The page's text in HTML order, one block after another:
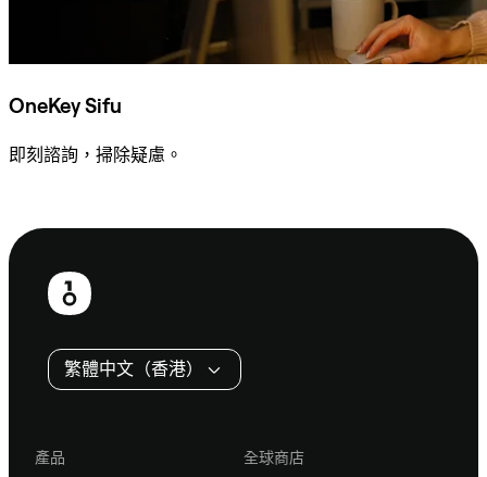
OneKey Sifu
即刻諮詢，掃除疑慮。
頁
繁體中文（香港）
產品
全球商店